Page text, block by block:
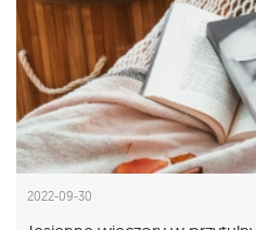
2022-09-30